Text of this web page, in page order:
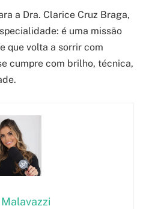
a Dra. Clarice Cruz Braga,
é uma missão
que volta a sorrir com
cumpre com brilho, técnica,